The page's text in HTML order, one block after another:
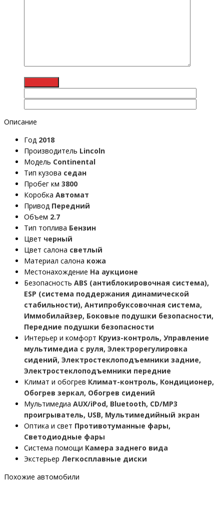
Описание
Год 2018
Производитель Lincoln
Модель Continental
Тип кузова седан
Пробег км 3800
Коробка Автомат
Привод Передний
Объем 2.7
Тип топлива Бензин
Цвет черный
Цвет салона светлый
Материал салона кожа
Местонахождение На аукционе
Безопасность ABS (антиблокировочная система),
ESP (система поддержания динамической
стабильности), Антипробуксовочная система,
Иммобилайзер, Боковые подушки безопасности,
Передние подушки безопасности
Интерьер и комфорт Круиз-контроль, Управление
мультимедиа с руля, Электрорегулировка
сидений, Электростеклоподъемники задние,
Электростеклоподъемники передние
Климат и обогрев Климат-контроль, Кондиционер,
Обогрев зеркал, Обогрев сидений
Мультимедиа AUX/iPod, Bluetooth, CD/MP3
проигрыватель, USB, Мультимедийный экран
Оптика и свет Противотуманные фары,
Светодиодные фары
Система помощи Камера заднего вида
Экстерьер Легкосплавные диски
Похожие автомобили